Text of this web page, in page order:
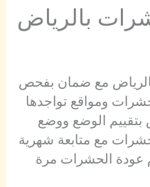
بالرياض
مع ضمان بفحص
ومواقع تواجدها
الوضع ووضع
مع متابعة شهرية
عودة الحشرات مرة